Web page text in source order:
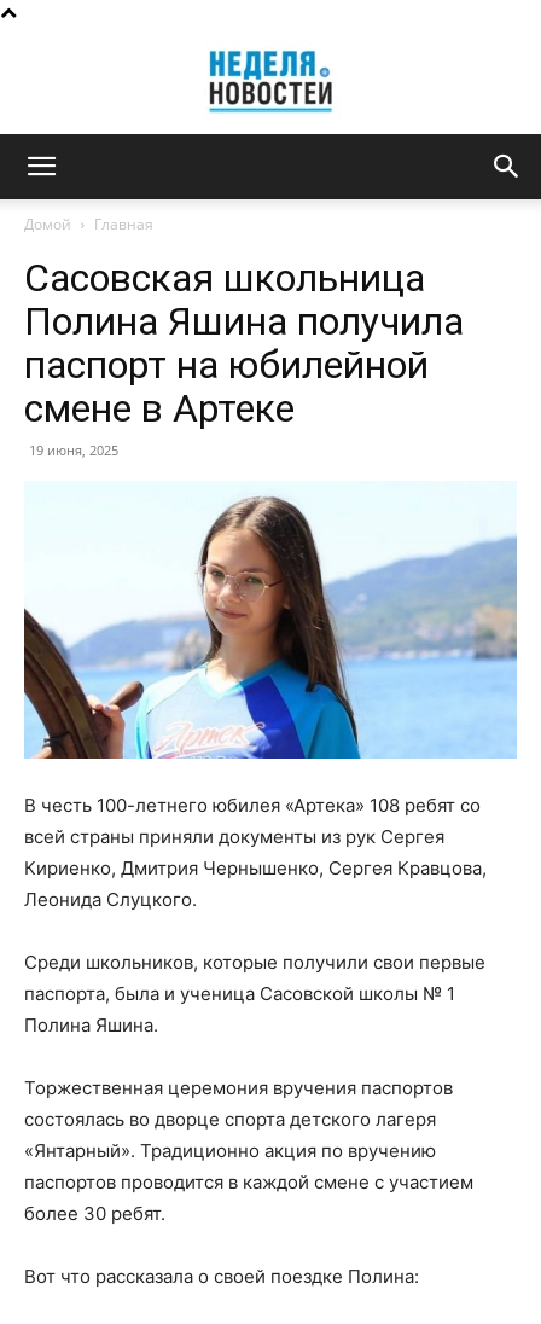
новостей
Домой Главная
Сасовская школьница
Полина Яшина получила
паспорт на юбилейной
смене в Артеке
19 июня, 2025
В честь 100-летнего юбилея «Артека» 108 ребят со
всей страны приняли документы из рук Сергея
Кириенко, Дмитрия Чернышенко, Сергея Кравцова,
Леонида Слуцкого.
Среди школьников, которые получили свои первые
паспорта, была и ученица Сасовской школы № 1
Полина Яшина.
Торжественная церемония вручения паспортов
состоялась во дворце спорта детского лагеря
«Янтарный». Традиционно акция по вручению
паспортов проводится в каждой смене с участием
более 30 ребят.
Вот что рассказала о своей поездке Полина: